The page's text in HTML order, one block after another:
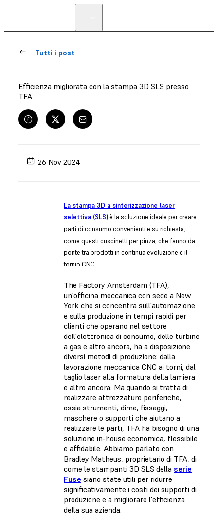
Tutti i post
Efficienza migliorata con la stampa 3D SLS presso
TFA
26 Nov 2024
La stampa 3D a sinterizzazione laser
selettiva (SLS)è la soluzione ideale per creare
parti di consumo convenienti e su richiesta,
come questi cuscinetti per pinza, che fanno da
ponte tra prodotti in continua evoluzione e il
tornio CNC.
The Factory Amsterdam (TFA),
un'officina meccanica con sede a New
York che si concentra sull'automazione
e sulla produzione in tempi rapidi per
clienti che operano nel settore
dell'elettronica di consumo, delle turbine
a gas e altro ancora, ha a disposizione
diversi metodi di produzione: dalla
lavorazione meccanica CNC ai torni, dal
taglio laser alla formatura della lamiera
e altro ancora. Ma quando si tratta di
realizzare attrezzature periferiche,
ossia strumenti, dime, fissaggi,
maschere o supporti che aiutano a
realizzare le parti, TFA ha bisogno di una
soluzione in-house economica, flessibile
e affidabile. Abbiamo parlato con
Bradley Matheus, proprietario di TFA, di
come le stampanti 3D SLS della serie
Fuse siano state utili per ridurre
significativamente i costi dei supporti di
produzione e a migliorare l'efficienza
della sua azienda.